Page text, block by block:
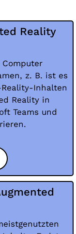
Reality
z. B. ist es
Inhalten
Reality in
Teams und